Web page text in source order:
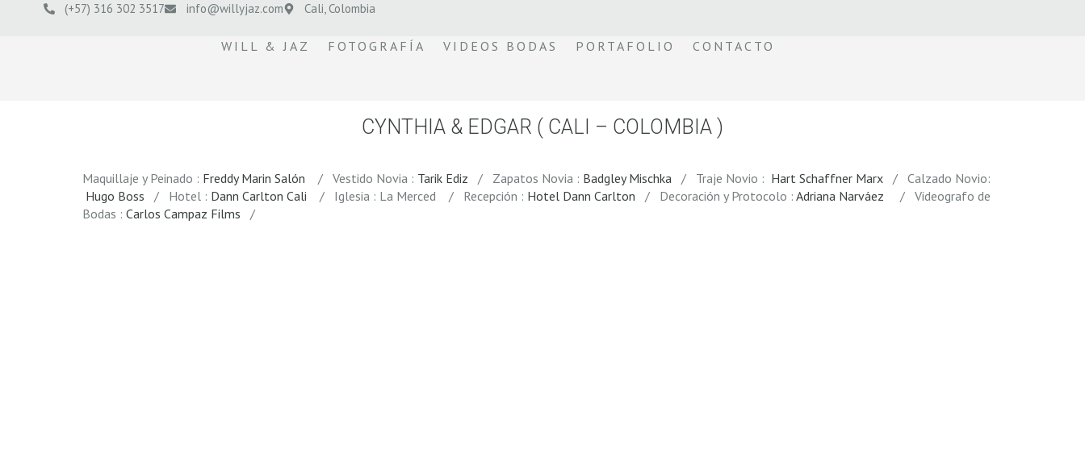
(+57) 316 302 3517 info@willyjaz.com Cali, Colombia
WILL & JAZ FOTOGRAFÍA VIDEOS BODAS PORTAFOLIO CONTACTO
CYNTHIA & EDGAR ( CALI – COLOMBIA )
Maquillaje y Peinado : Freddy Marin Salón / Vestido Novia : Tarik Ediz / Zapatos Novia : Badgley Mischka / Traje Novio : Hart Schaffner Marx / Calzado Novio:
Hugo Boss / Hotel : Dann Carlton Cali / Iglesia : La Merced / Recepción : Hotel Dann Carlton / Decoración y Protocolo : Adriana Narváez / Videografo de
Bodas : Carlos Campaz Films /